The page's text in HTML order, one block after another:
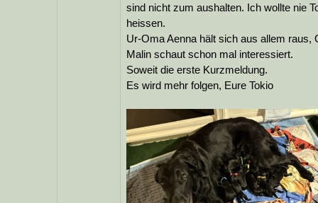
sind nicht zum aushalten. Ich wollte nie
heissen.
Ur-Oma Aenna hält sich aus allem raus,
Malin schaut schon mal interessiert.
Soweit die erste Kurzmeldung.
Es wird mehr folgen, Eure Tokio